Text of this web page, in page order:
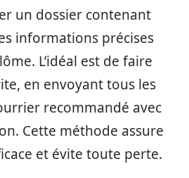
un dossier contenant
informations précises
L’idéal est de faire
en envoyant tous les
recommandé avec
Cette méthode assure
et évite toute perte.